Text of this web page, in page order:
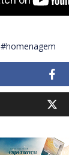
homenagem